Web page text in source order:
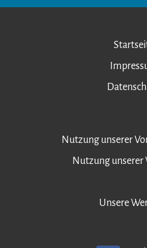
Nutzung unserer
Nutzung unserer
Unsere